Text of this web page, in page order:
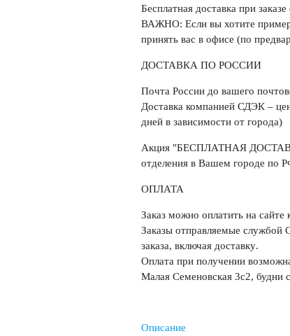
Бесплатная доставка при заказе
ВАЖНО: Если вы хотите
принять вас в офисе (по
ДОСТАВКА ПО РОССИИ
Почта Россиидо вашего
Доставка компанией СДЭК–
дней в зависимости от города)
Акция "БЕСПЛАТНАЯ
отделения в Вашем городе по
ОПЛАТА
Заказ можно оплатить на
Заказы отправляемые службой
заказа, включая доставку.
Оплата при получении
Малая Семеновская 3с2, будни
Описание